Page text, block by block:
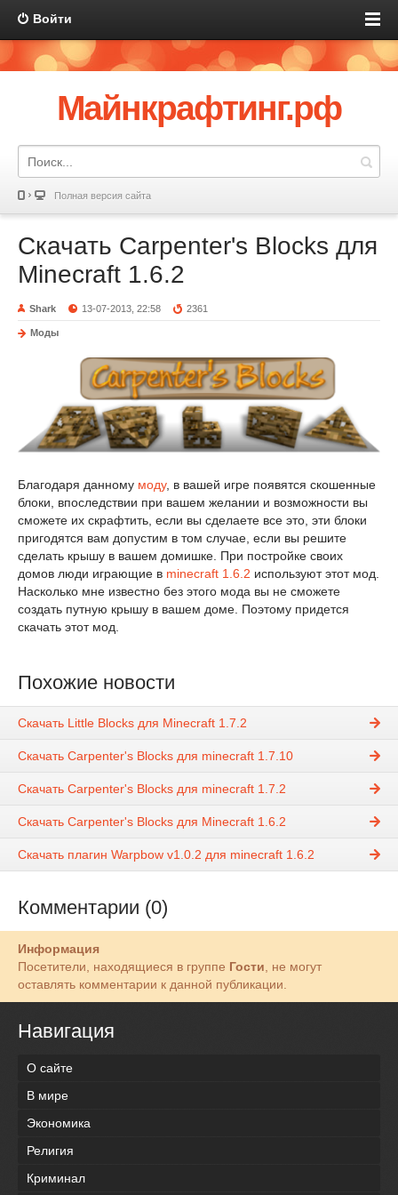
Войти
Майнкрафтинг.рф
Полная версия сайта
Скачать Carpenter's Blocks для
Minecraft 1.6.2
Shark 13-07-2013, 22:58 2361
Моды
Благодаря данному моду, в вашей игре появятся скошенные
блоки, впоследствии при вашем желании и возможности вы
сможете их скрафтить, если вы сделаете все это, эти блоки
пригодятся вам допустим в том случае, если вы решите
сделать крышу в вашем домишке. При постройке своих
домов люди играющие в minecraft 1.6.2 используют этот мод.
Насколько мне известно без этого мода вы не сможете
создать путную крышу в вашем доме. Поэтому придется
скачать этот мод.
Похожие новости
Скачать Little Blocks для Minecraft 1.7.2
Скачать Carpenter's Blocks для minecraft 1.7.10
Скачать Carpenter's Blocks для minecraft 1.7.2
Скачать Carpenter's Blocks для Minecraft 1.6.2
Скачать плагин Warpbow v1.0.2 для minecraft 1.6.2
Комментарии (0)
Информация
Посетители, находящиеся в группе Гости, не могут
оставлять комментарии к данной публикации.
Навигация
О сайте
В мире
Экономика
Религия
Криминал